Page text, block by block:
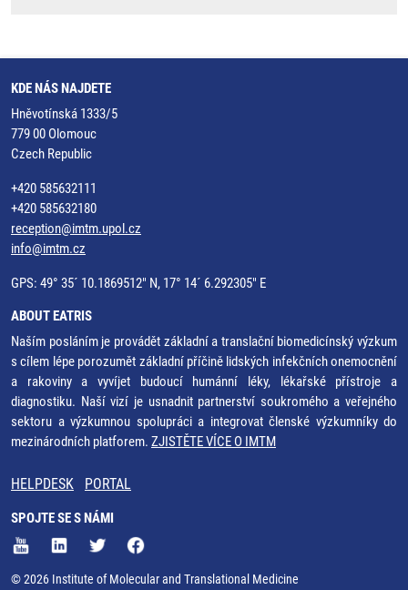
KDE NÁS NAJDETE
Hněvotínská 1333/5
779 00 Olomouc
Czech Republic
+420 585632111
+420 585632180
reception@imtm.upol.cz
info@imtm.cz
GPS: 49° 35´ 10.1869512" N, 17° 14´ 6.292305" E
ABOUT EATRIS
Naším posláním je provádět základní a translační biomedicínský výzkum
s cílem lépe porozumět základní příčině lidských infekčních onemocnění
a rakoviny a vyvíjet budoucí humánní léky, lékařské přístroje a
diagnostiku. Naší vizí je usnadnit partnerství soukromého a veřejného
sektoru a výzkumnou spolupráci a integrovat členské výzkumníky do
mezinárodních platforem. ZJISTĚTE VÍCE O IMTM
HELPDESK PORTAL
SPOJTE SE S NÁMI
© 2026 Institute of Molecular and Translational Medicine